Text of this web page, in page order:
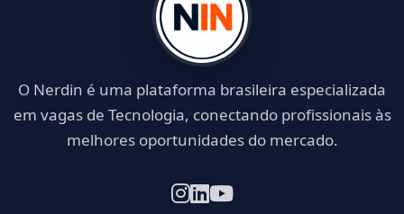
O Nerdin é uma plataforma brasileira especializada
em vagas de Tecnologia, conectando profissionais às
melhores oportunidades do mercado.